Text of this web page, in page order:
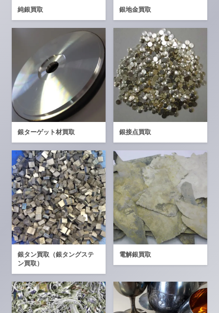
純銀買取 銀地金買取
銀ターゲット材買取 銀接点買取
銀タン買取（銀タングステ
ン買取）
電解銀買取